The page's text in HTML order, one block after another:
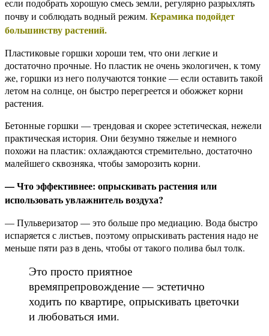
почву и соблюдать водный режим. Керамика подойдет
большинству растений.
Пластиковые горшки хороши тем, что они легкие и
достаточно прочные. Но пластик не очень экологичен, к тому
же, горшки из него получаются тонкие — если оставить такой
летом на солнце, он быстро перегреется и обожжет корни
растения.
Бетонные горшки — трендовая и скорее эстетическая, нежели
практическая история. Они безумно тяжелые и немного
похожи на пластик: охлаждаются стремительно, достаточно
малейшего сквозняка, чтобы заморозить корни.
— Что эффективнее: опрыскивать растения или
использовать увлажнитель воздуха?
— Пульверизатор — это больше про медиацию. Вода быстро
испаряется с листьев, поэтому опрыскивать растения надо не
меньше пяти раз в день, чтобы от такого полива был толк.
Это просто приятное
времяпрепровождение — эстетично
ходить по квартире, опрыскивать цветочки
и любоваться ими.